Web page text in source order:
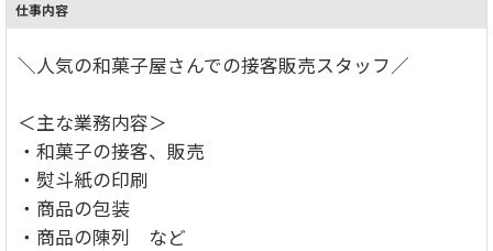
仕事内容
＼人気の和菓子屋さんでの接客販売スタッフ／
＜主な業務内容＞
・和菓子の接客、販売
・熨斗紙の印刷
・商品の包装
・商品の陳列 など